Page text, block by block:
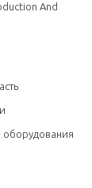
And
оборудования